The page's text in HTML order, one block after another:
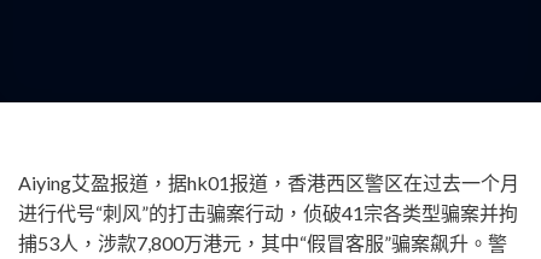
Aiying艾盈报道，据hk01报道，香港西区警区在过去一个月
进行代号“刺风”的打击骗案行动，侦破41宗各类型骗案并拘
捕53人，涉款7,800万港元，其中“假冒客服”骗案飙升。警